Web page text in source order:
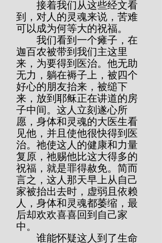
到，对人的灵魂来说，苦难
可以成为何等大的祝福。
迦百农被带到我们主这里
来，为要得到医治。他无助
无力，躺在褥子上，被四个
好心的朋友抬来，被缒下
来，放到耶稣正在讲道的房
子中间。这人立刻遂心所
愿，身体和灵魂的大医生看
见他，并且使他很快得到医
治。祂使这人的健康和力量
复原，祂赐他比这大得多的
祝福，就是罪得赦免。简而
言之，这人那天早上从自己
家被抬出去时，虚弱且依赖
人，身体和灵魂都萎缩，最
后却欢欢喜喜回到自己家
中。